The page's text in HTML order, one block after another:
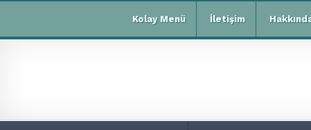
Kolay Menü İletişim